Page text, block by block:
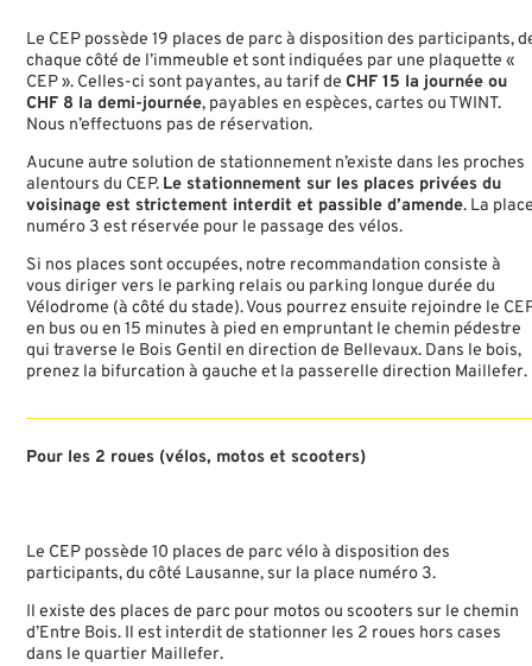
Le CEP possède 19 places de parc à disposition des participants,
chaque côté de l’immeuble et sont indiquées par une plaquette «
CEP ». Celles-ci sont payantes, au tarif de CHF 15 la journée ou
CHF 8 la demi-journée, payables en espèces, cartes ou TWINT.
Nous n’effectuons pas de réservation.
Aucune autre solution de stationnement n’existe dans les proches
alentours du CEP. Le stationnement sur les places privées du
voisinage est strictement interdit et passible d’amende. La
numéro 3 est réservée pour le passage des vélos.
Si nos places sont occupées, notre recommandation consiste à
vous diriger vers le parking relais ou parking longue durée du
Vélodrome (à côté du stade). Vous pourrez ensuite rejoindre le
en bus ou en 15 minutes à pied en empruntant le chemin pédestre
qui traverse le Bois Gentil en direction de Bellevaux. Dans le bois,
prenez la bifurcation à gauche et la passerelle direction Maillefer.
Pour les 2 roues (vélos, motos et scooters)
Le CEP possède 10 places de parc vélo à disposition des
participants, du côté Lausanne, sur la place numéro 3.
Il existe des places de parc pour motos ou scooters sur le chemin
d’Entre Bois. Il est interdit de stationner les 2 roues hors cases
dans le quartier Maillefer.